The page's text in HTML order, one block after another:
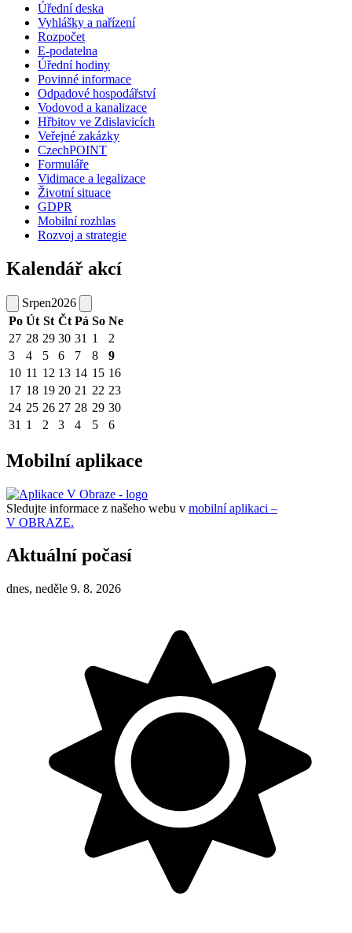
Úřední deska
Vyhlášky a nařízení
Rozpočet
E-podatelna
Úřední hodiny
Povinné informace
Odpadové hospodářství
Vodovod a kanalizace
Hřbitov ve Zdislavicích
Veřejné zakázky
CzechPOINT
Formuláře
Vidimace a legalizace
Životní situace
GDPR
Mobilní rozhlas
Rozvoj a strategie
Kalendář akcí
Srpen2026
Po Út St Čt Pá So Ne
27 28 29 30 31 1
2
3
4 5 6 7 8
9
10 11 12 13 14 15 16
17 18 19 20 21 22 23
24 25 26 27 28 29 30
31 1 2 3 4 5 6
Mobilní aplikace
Sledujte informace z našeho webu v mobilní aplikaci –
V OBRAZE.
Aktuální počasí
dnes, neděle 9. 8. 2026